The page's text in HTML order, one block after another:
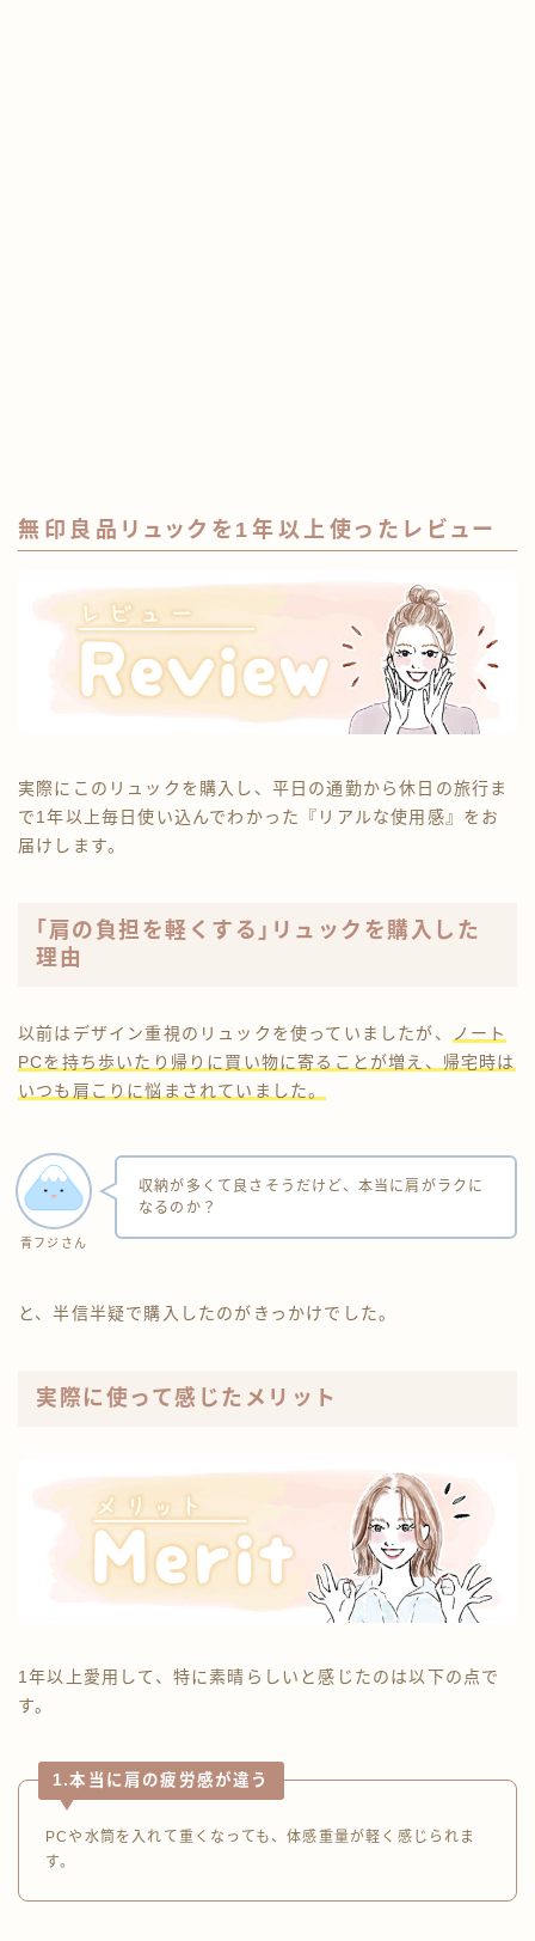
無印良品リュックを1年以上使ったレビュー
実際にこのリュックを購入し、平日の通勤から休日の旅行ま
で1年以上毎日使い込んでわかった『リアルな使用感』をお
届けします。
｢肩の負担を軽くする｣リュックを購入した
理由
以前はデザイン重視のリュックを使っていましたが、
ノート
PCを持ち歩いたり帰りに買い物に寄ることが増え、帰宅時は
いつも肩こりに悩まされていました。
青フジさん
収納が多くて良さそうだけど、本当に肩がラクに
なるのか？
と、半信半疑で購入したのがきっかけでした。
実際に使って感じたメリット
1年以上愛用して、特に素晴らしいと感じたのは以下の点で
す。
1.本当に肩の疲労感が違う
PCや水筒を入れて重くなっても、体感重量が軽く感じられま
す。